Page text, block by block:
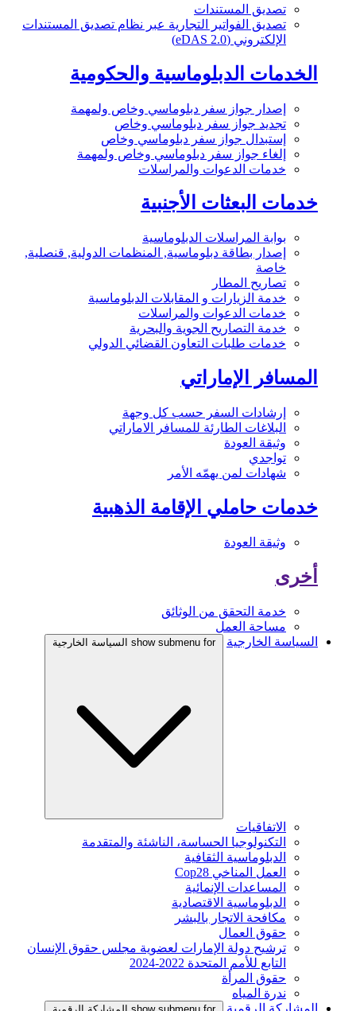
تصديق المستندات
تصديق الفواتير التجارية عبر نظام تصديق المستندات
الإلكتروني (eDAS 2.0)
الخدمات الدبلوماسية والحكومية
إصدار جواز سفر دبلوماسي وخاص ولمهمة
تجديد جواز سفر دبلوماسي وخاص
إستبدال جواز سفر دبلوماسي وخاص
إلغاء جواز سفر دبلوماسي وخاص ولمهمة
خدمات الدعوات والمراسلات
خدمات البعثات الأجنبية
بوابة المراسلات الدبلوماسية
إصدار بطاقة دبلوماسية, المنظمات الدولية, قنصلية,
خاصة
تصاريح المطار
خدمة الزيارات و المقابلات الدبلوماسية
خدمات الدعوات والمراسلات
خدمة التصاريح الجوية والبحرية
خدمات طلبات التعاون القضائي الدولي
المسافر الإماراتي
إرشادات السفر حسب كل وجهة
البلاغات الطارئة للمسافر الاماراتي
وثيقة العودة
تواجدي
شهادات لمن يهمّه الأمر
خدمات حاملي الإقامة الذهبية
وثيقة العودة
أخرى
خدمة التحقق من الوثائق
مساحة العمل
السياسة الخارجية
show submenu for السياسة الخارجية
الاتفاقيات
التكنولوجيا الحساسة، الناشئة والمتقدمة
الدبلوماسية الثقافية
العمل المناخي Cop28
المساعدات الإنمائية
الدبلوماسية الاقتصادية
مكافحة الاتجار بالبشر
حقوق العمال
ترشيح دولة الإمارات لعضوية مجلس حقوق الإنسان
التابع للأمم المتحدة 2022-2024
حقوق المرأة
ندرة المياه
المشاركة الرقمية